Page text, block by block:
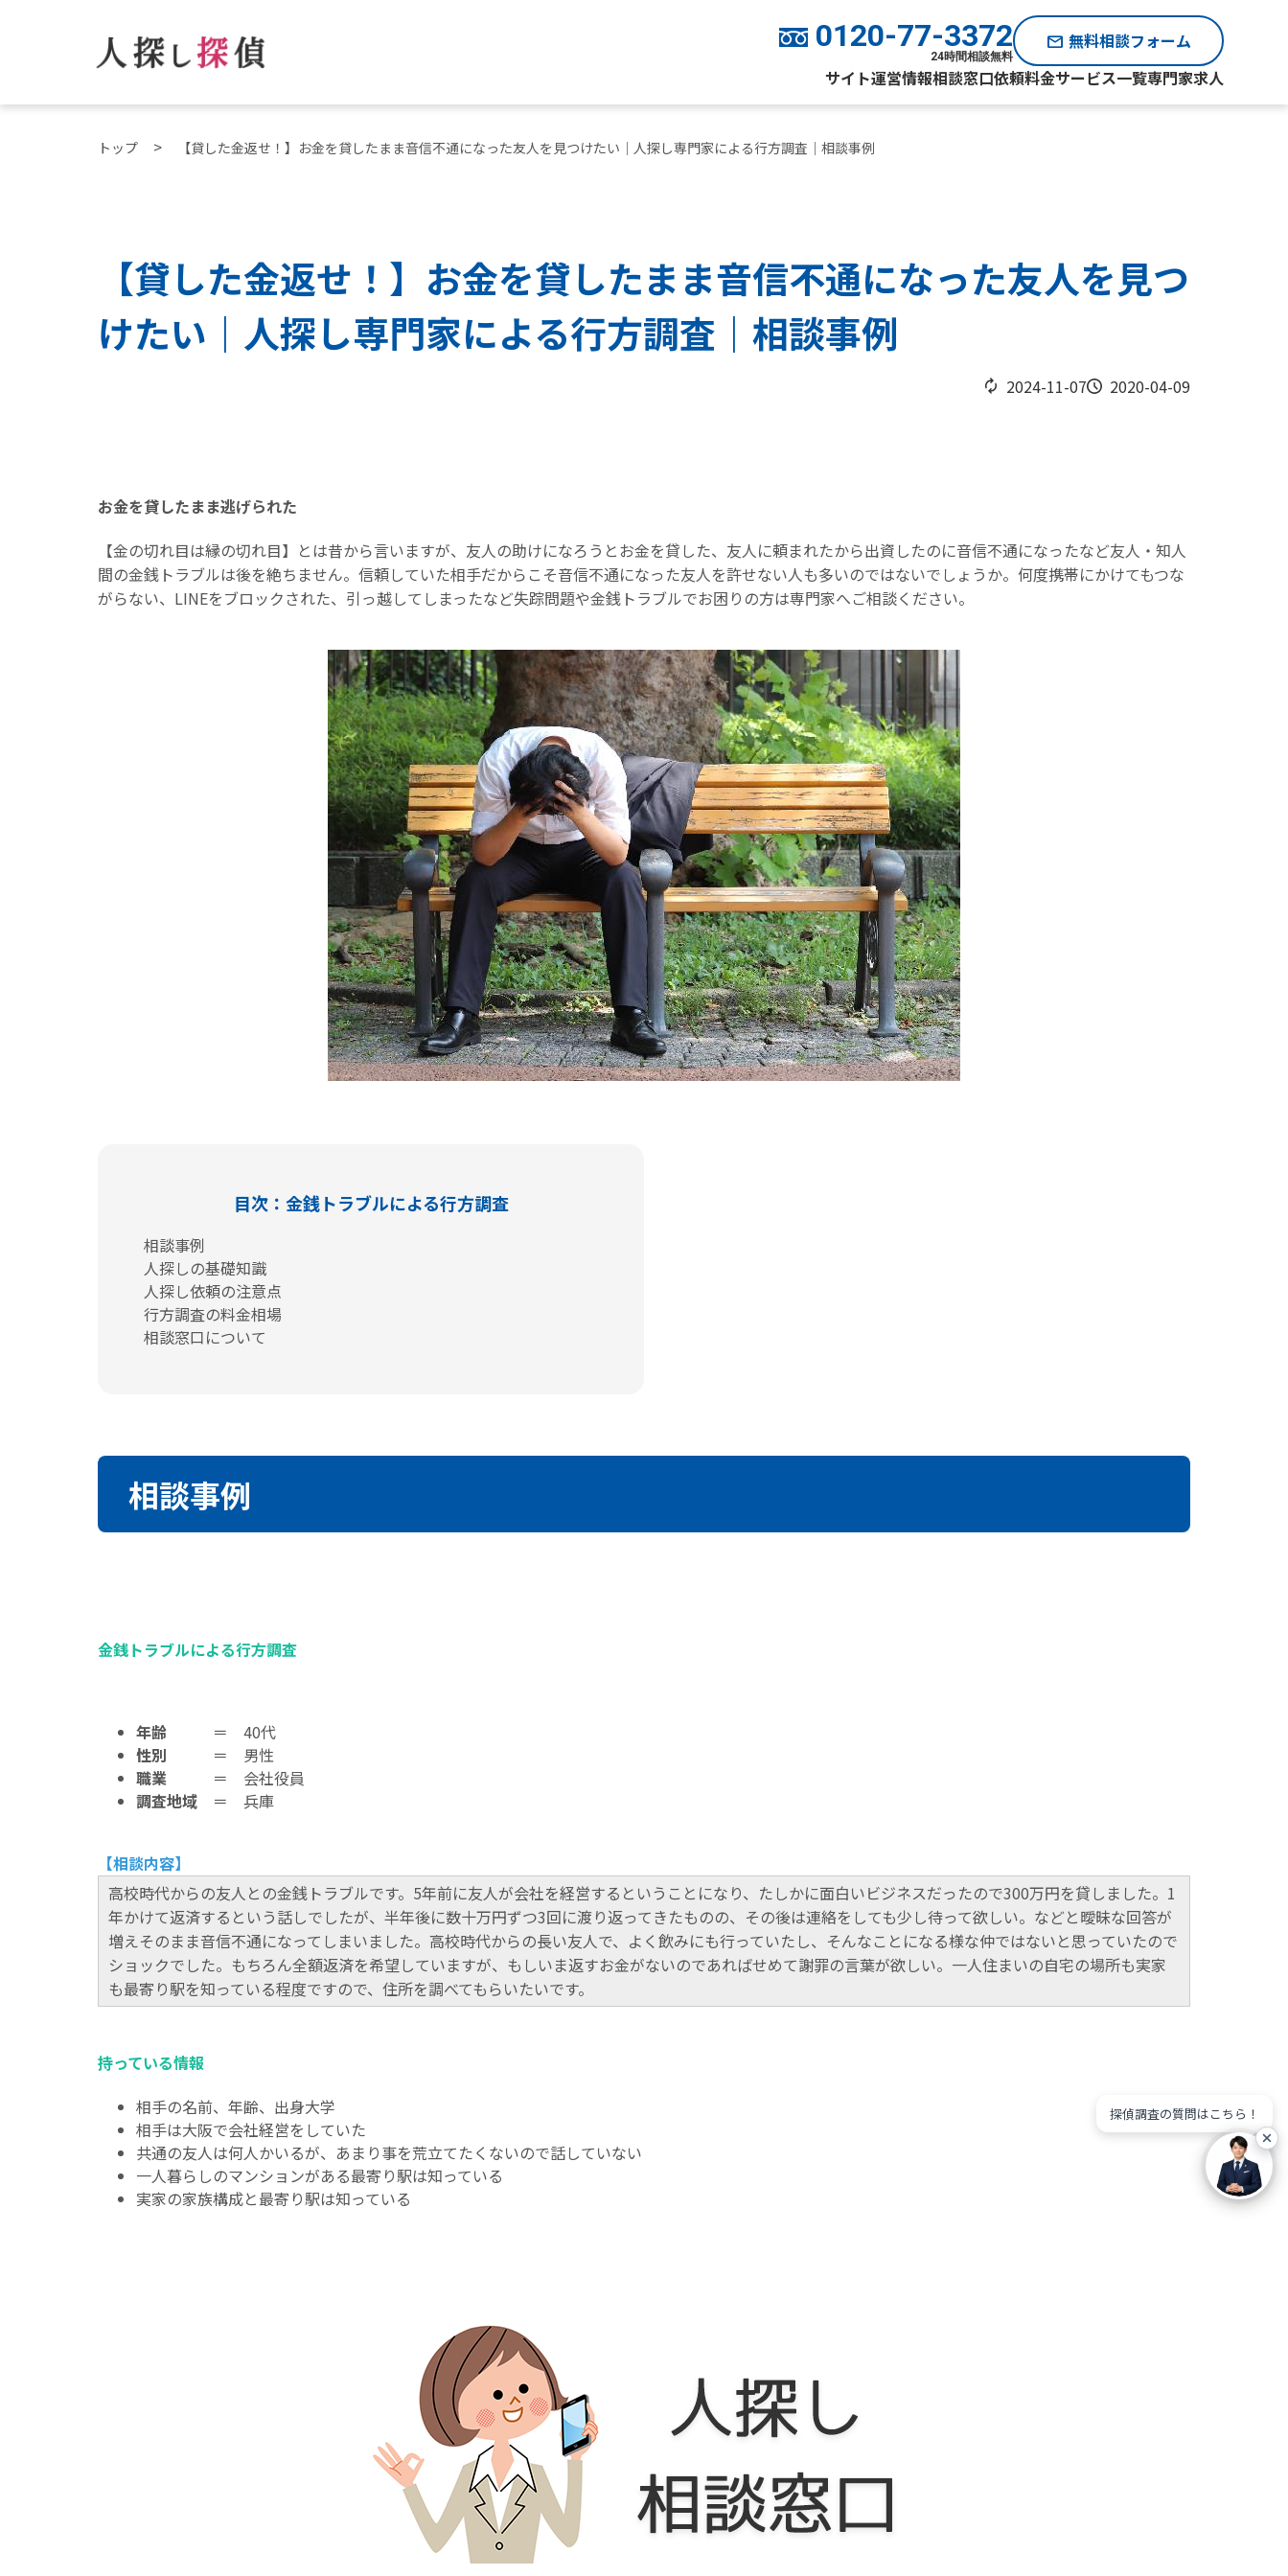
0120-77-3372
24時間相談無料
mail 無料相談フォーム
サイト運営情報相談窓口依頼料金サービス一覧専門家求人
トップ 【貸した金返せ！】お金を貸したまま音信不通になった友人を見つけたい｜人探し専門家による行方調査｜相談事例
【貸した金返せ！】お金を貸したまま音信不通になった友人を見つ
けたい｜人探し専門家による行方調査｜相談事例
2024-11-07 2020-04-09
お金を貸したまま逃げられた
【金の切れ目は縁の切れ目】とは昔から言いますが、友人の助けになろうとお金を貸した、友人に頼まれたから出資したのに音信不通になったなど友人・知人
間の金銭トラブルは後を絶ちません。信頼していた相手だからこそ音信不通になった友人を許せない人も多いのではないでしょうか。何度携帯にかけてもつな
がらない、LINEをブロックされた、引っ越してしまったなど失踪問題や金銭トラブルでお困りの方は専門家へご相談ください。
目次：金銭トラブルによる行方調査
相談事例
人探しの基礎知識
人探し依頼の注意点
行方調査の料金相場
相談窓口について
相談事例
金銭トラブルによる行方調査
年齢 ＝ 40代
性別 ＝ 男性
職業 ＝ 会社役員
調査地域 ＝ 兵庫
【相談内容】
高校時代からの友人との金銭トラブルです。5年前に友人が会社を経営するということになり、たしかに面白いビジネスだったので300万円を貸しました。1
年かけて返済するという話しでしたが、半年後に数十万円ずつ3回に渡り返ってきたものの、その後は連絡をしても少し待って欲しい。などと曖昧な回答が
増えそのまま音信不通になってしまいました。高校時代からの長い友人で、よく飲みにも行っていたし、そんなことになる様な仲ではないと思っていたので
ショックでした。もちろん全額返済を希望していますが、もしいま返すお金がないのであればせめて謝罪の言葉が欲しい。一人住まいの自宅の場所も実家
も最寄り駅を知っている程度ですので、住所を調べてもらいたいです。
持っている情報
相手の名前、年齢、出身大学
相手は大阪で会社経営をしていた
共通の友人は何人かいるが、あまり事を荒立てたくないので話していない
一人暮らしのマンションがある最寄り駅は知っている
実家の家族構成と最寄り駅は知っている
探偵調査の質問はこちら！